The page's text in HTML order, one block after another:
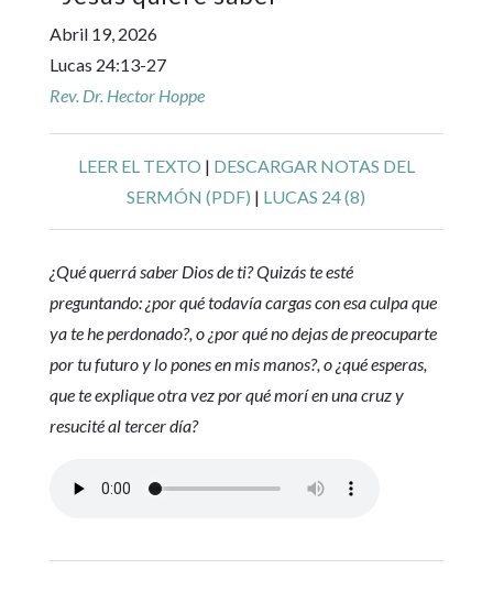
Abril 19, 2026
Lucas 24:13-27
Rev. Dr. Hector Hoppe
LEER EL TEXTO | DESCARGAR NOTAS DEL
SERMÓN (PDF) | LUCAS 24 (8)
¿Qué querrá saber Dios de ti? Quizás te esté
preguntando: ¿por qué todavía cargas con esa culpa que
ya te he perdonado?, o ¿por qué no dejas de preocuparte
por tu futuro y lo pones en mis manos?, o ¿qué esperas,
que te explique otra vez por qué morí en una cruz y
resucité al tercer día?